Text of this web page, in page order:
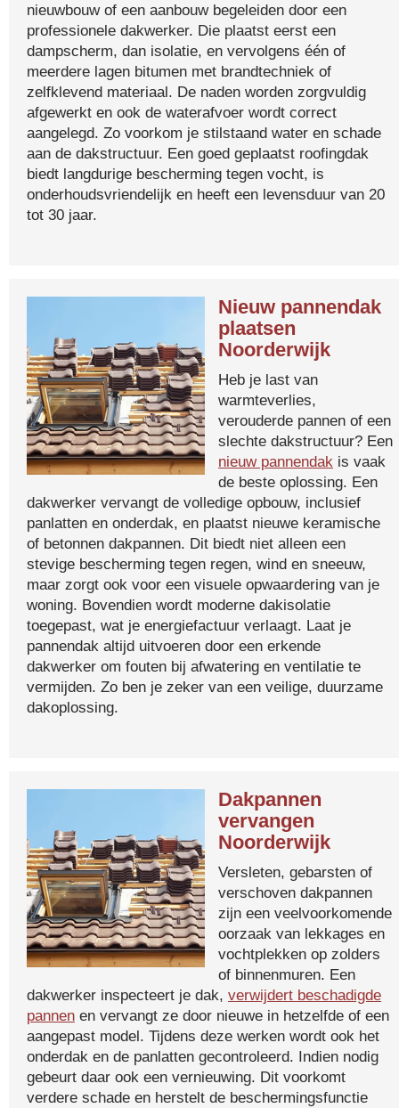
nieuwbouw of een aanbouw begeleiden door een
professionele dakwerker. Die plaatst eerst een
dampscherm, dan isolatie, en vervolgens één of
meerdere lagen bitumen met brandtechniek of
zelfklevend materiaal. De naden worden zorgvuldig
afgewerkt en ook de waterafvoer wordt correct
aangelegd. Zo voorkom je stilstaand water en schade
aan de dakstructuur. Een goed geplaatst roofingdak
biedt langdurige bescherming tegen vocht, is
onderhoudsvriendelijk en heeft een levensduur van 20
tot 30 jaar.
Nieuw pannendak
plaatsen
Noorderwijk
Heb je last van
warmteverlies,
verouderde pannen of een
slechte dakstructuur? Een
nieuw pannendak is vaak
de beste oplossing. Een
dakwerker vervangt de volledige opbouw, inclusief
panlatten en onderdak, en plaatst nieuwe keramische
of betonnen dakpannen. Dit biedt niet alleen een
stevige bescherming tegen regen, wind en sneeuw,
maar zorgt ook voor een visuele opwaardering van je
woning. Bovendien wordt moderne dakisolatie
toegepast, wat je energiefactuur verlaagt. Laat je
pannendak altijd uitvoeren door een erkende
dakwerker om fouten bij afwatering en ventilatie te
vermijden. Zo ben je zeker van een veilige, duurzame
dakoplossing.
Dakpannen
vervangen
Noorderwijk
Versleten, gebarsten of
verschoven dakpannen
zijn een veelvoorkomende
oorzaak van lekkages en
vochtplekken op zolders
of binnenmuren. Een
dakwerker inspecteert je dak, verwijdert beschadigde
pannen en vervangt ze door nieuwe in hetzelfde of een
aangepast model. Tijdens deze werken wordt ook het
onderdak en de panlatten gecontroleerd. Indien nodig
gebeurt daar ook een vernieuwing. Dit voorkomt
verdere schade en herstelt de beschermingsfunctie